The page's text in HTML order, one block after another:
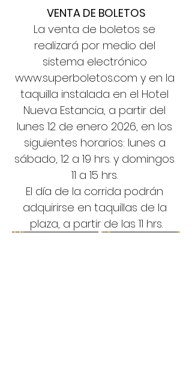
VENTA DE BOLETOS
La venta de boletos se
realizará por medio del
sistema electrónico
www.superboletos.com y en la
taquilla instalada en el Hotel
Nueva Estancia, a partir del
lunes 12 de enero 2026, en los
siguientes horarios: lunes a
sábado, 12 a 19 hrs. y domingos
11 a 15 hrs.
El día de la corrida podrán
adquirirse en taquillas de la
plaza, a partir de las 11 hrs.